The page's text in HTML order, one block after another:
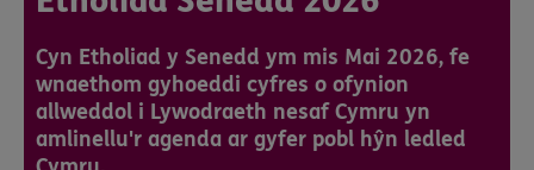
Cyn Etholiad y Senedd ym mis Mai 2026, fe
wnaethom gyhoeddi cyfres o ofynion
allweddol i Lywodraeth nesaf Cymru yn
amlinellu'r agenda ar gyfer pobl hŷn ledled